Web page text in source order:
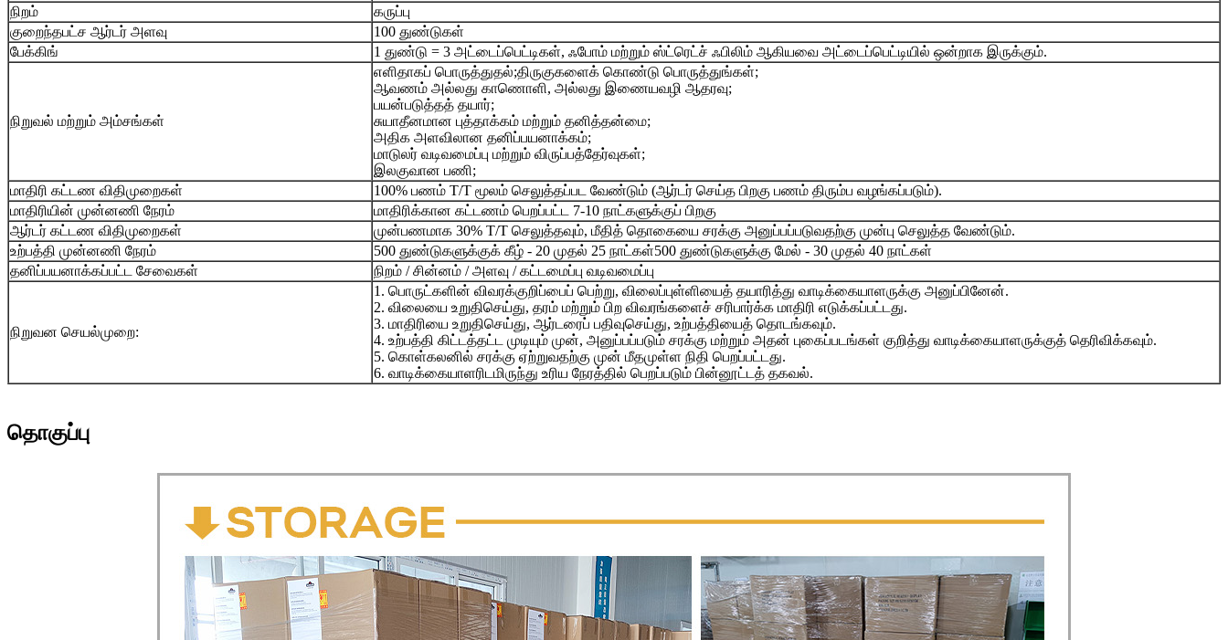
நிறம்
கருப்பு
குறைந்தபட்ச ஆர்டர் அளவு
100 துண்டுகள்
பேக்கிங்
1 துண்டு = 3 அட்டைப்பெட்டிகள், ஃபோம் மற்றும் ஸ்ட்ரெட்ச் ஃபிலிம் ஆகியவை அட்டைப்பெட்டியில் ஒன்றாக இருக்கும்.
நிறுவல் மற்றும் அம்சங்கள்
எளிதாகப் பொருத்துதல்;திருகுகளைக் கொண்டு பொருத்துங்கள்;
ஆவணம் அல்லது காணொளி, அல்லது இணையவழி ஆதரவு;
பயன்படுத்தத் தயார்;
சுயாதீனமான புத்தாக்கம் மற்றும் தனித்தன்மை;
அதிக அளவிலான தனிப்பயனாக்கம்;
மாடுலர் வடிவமைப்பு மற்றும் விருப்பத்தேர்வுகள்;
இலகுவான பணி;
மாதிரி கட்டண விதிமுறைகள்
100% பணம் T/T மூலம் செலுத்தப்பட வேண்டும் (ஆர்டர் செய்த பிறகு பணம் திரும்ப வழங்கப்படும்).
மாதிரியின் முன்னணி நேரம்
மாதிரிக்கான கட்டணம் பெறப்பட்ட 7-10 நாட்களுக்குப் பிறகு
ஆர்டர் கட்டண விதிமுறைகள்
முன்பணமாக 30% T/T செலுத்தவும், மீதித் தொகையை சரக்கு அனுப்பப்படுவதற்கு முன்பு செலுத்த வேண்டும்.
உற்பத்தி முன்னணி நேரம்
500 துண்டுகளுக்குக் கீழ் - 20 முதல் 25 நாட்கள்500 துண்டுகளுக்கு மேல் - 30 முதல் 40 நாட்கள்
தனிப்பயனாக்கப்பட்ட சேவைகள்
நிறம் / சின்னம் / அளவு / கட்டமைப்பு வடிவமைப்பு
நிறுவன செயல்முறை:
1. பொருட்களின் விவரக்குறிப்பைப் பெற்று, விலைப்புள்ளியைத் தயாரித்து வாடிக்கையாளருக்கு அனுப்பினேன்.
2. விலையை உறுதிசெய்து, தரம் மற்றும் பிற விவரங்களைச் சரிபார்க்க மாதிரி எடுக்கப்பட்டது.
3. மாதிரியை உறுதிசெய்து, ஆர்டரைப் பதிவுசெய்து, உற்பத்தியைத் தொடங்கவும்.
4. உற்பத்தி கிட்டத்தட்ட முடியும் முன், அனுப்பப்படும் சரக்கு மற்றும் அதன் புகைப்படங்கள் குறித்து வாடிக்கையாளருக்குத் தெரிவிக்கவும்.
5. கொள்கலனில் சரக்கு ஏற்றுவதற்கு முன் மீதமுள்ள நிதி பெறப்பட்டது.
6. வாடிக்கையாளரிடமிருந்து உரிய நேரத்தில் பெறப்படும் பின்னூட்டத் தகவல்.
தொகுப்பு